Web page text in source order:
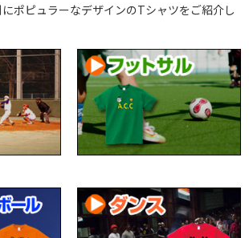
ポピュラーなデザインのTシャツをご紹介し